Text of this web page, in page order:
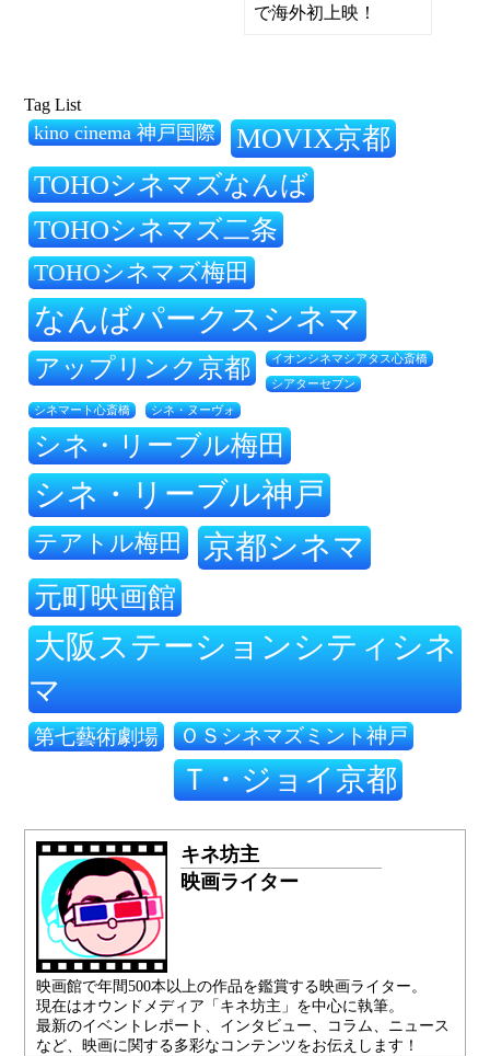
で海外初上映！
Tag List
kino cinema 神戸国際 MOVIX京都
TOHOシネマズなんば
TOHOシネマズ二条
TOHOシネマズ梅田
なんばパークスシネマ
アップリンク京都 イオンシネマシアタス心斎橋
シアターセブン
シネマート心斎橋 シネ・ヌーヴォ
シネ・リーブル梅田
シネ・リーブル神戸
テアトル梅田 京都シネマ
元町映画館
大阪ステーションシティシネ
マ
第七藝術劇場 ＯＳシネマズミント神戸
Ｔ・ジョイ京都
キネ坊主
映画ライター
映画館で年間500本以上の作品を鑑賞する映画ライター。
現在はオウンドメディア「キネ坊主」を中心に執筆。
最新のイベントレポート、インタビュー、コラム、ニュース
など、映画に関する多彩なコンテンツをお伝えします！